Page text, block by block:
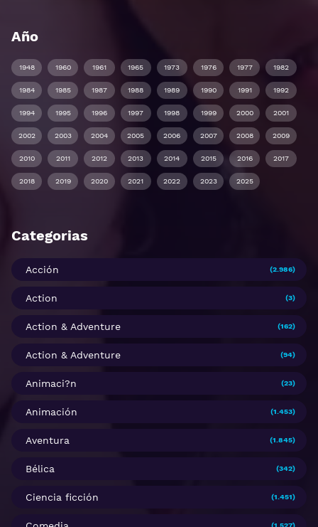
Año
1948 1960 1961 1965 1973 1976 1977 1982
1984 1985 1987 1988 1989 1990 1991 1992
1994 1995 1996 1997 1998 1999 2000 2001
2002 2003 2004 2005 2006 2007 2008 2009
2010 2011 2012 2013 2014 2015 2016 2017
2018 2019 2020 2021 2022 2023 2025
Categorias
Acción (2.986)
Action (3)
Action & Adventure (162)
Action & Adventure (94)
Animaci?n (23)
Animación (1.453)
Aventura (1.845)
Bélica (342)
Ciencia ficción (1.451)